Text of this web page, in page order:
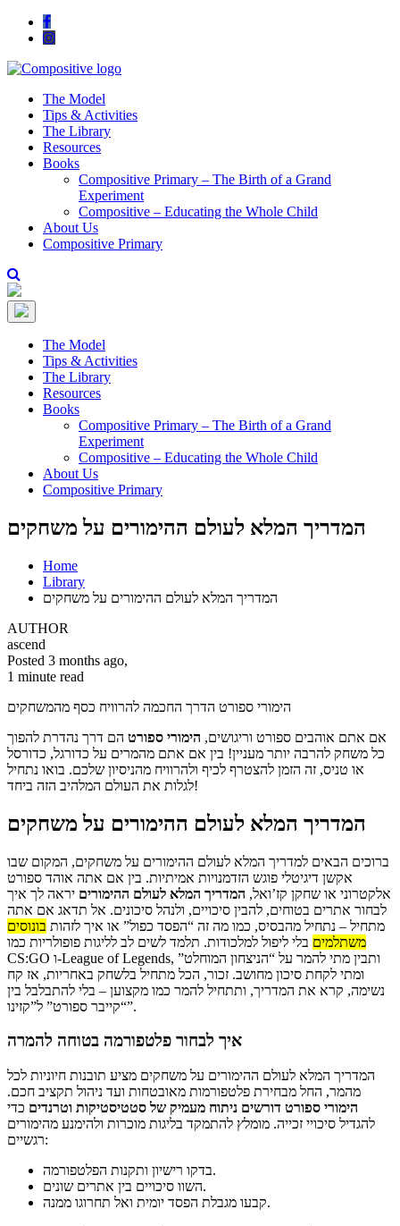
The Model
Tips & Activities
The Library
Resources
Books
Compositive Primary – The Birth of a Grand
Experiment
Compositive – Educating the Whole Child
About Us
Compositive Primary
The Model
Tips & Activities
The Library
Resources
Books
Compositive Primary – The Birth of a Grand
Experiment
Compositive – Educating the Whole Child
About Us
Compositive Primary
המדריך המלא לעולם ההימורים על משחקים
Home
Library
המדריך המלא לעולם ההימורים על משחקים
AUTHOR
ascend
Posted 3 months ago,
1 minute read
הימורי ספורט הדרך החכמה להרוויח כסף מהמשחקים
אם אתם אוהבים ספורט וריגושים, הימורי ספורט הם דרך נהדרת להפוך
כל משחק להרבה יותר מעניין! בין אם אתם מהמרים על כדורגל, כדורסל
או טניס, זה הזמן להצטרף לכיף ולהרוויח מהניסיון שלכם. בואו נתחיל
לגלות את העולם המלהיב הזה ביחד!
המדריך המלא לעולם ההימורים על משחקים
ברוכים הבאים למדריך המלא לעולם ההימורים על משחקים, המקום שבו
אקשן דיגיטלי פוגש הזדמנויות אמיתיות. בין אם אתה אוהד ספורט
אלקטרוני או שחקן קז’ואל, המדריך המלא לעולם ההימורים יראה לך איך
לבחור אתרים בטוחים, להבין סיכויים, ולנהל סיכונים. אל תדאג אם אתה
מתחיל – נתחיל מהבסיס, כמו מה זה “הפסד כפול” או איך לזהות בונוסים
משתלמים בלי ליפול למלכודות. תלמד לשים לב לליגות פופולריות כמו
CS:GO ו-League of Legends, ותבין מתי להמר על “הניצחון המוחלט”
ומתי לקחת סיכון מחושב. זכור, הכל מתחיל בלשחק באחריות, אז קח
נשימה, קרא את המדריך, ותתחיל להמר כמו מקצוען – בלי להתבלבל בין
“קייבר ספורט” ל”קזינו”.
איך לבחור פלטפורמה בטוחה להמרה
המדריך המלא לעולם ההימורים על משחקים מציע תובנות חיוניות לכל
מהמר, החל מבחירת פלטפורמות מאובטחות ועד ניהול תקציב חכם.
הימורי ספורט דורשים ניתוח מעמיק של סטטיסטיקות וטרנדים כדי
להגדיל סיכויי זכייה. מומלץ להתמקד בליגות מוכרות ולהימנע מהימורים
רגשיים:
בדקו רישיון ותקנות הפלטפורמה.
השוו סיכויים בין אתרים שונים.
קבעו מגבלת הפסד יומית ואל תחרוגו ממנה.